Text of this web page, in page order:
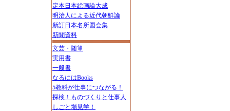
定本日本絵画論大成
明治人による近代朝鮮論
新訂日本名所図会集
新聞資料
文芸・随筆
実用書
一般書
なるにはBooks
5教科が仕事につながる！
探検！ものづくりと仕事人
しごと場見学！